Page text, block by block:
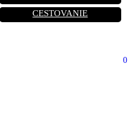
CESTOVANIE
0